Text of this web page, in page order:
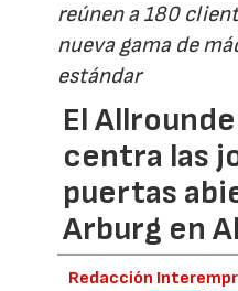
reúnen a 180
nueva gama de
estándar
El
centra las
puertas
Arburg en
Redacción